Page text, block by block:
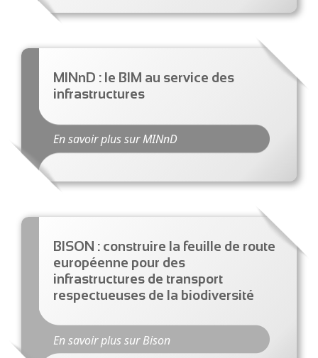
MINnD : le BIM au service des
infrastructures
En savoir plus sur MINnD
BISON : construire la feuille de route
européenne pour des
infrastructures de transport
respectueuses de la biodiversité
En savoir plus sur Bison